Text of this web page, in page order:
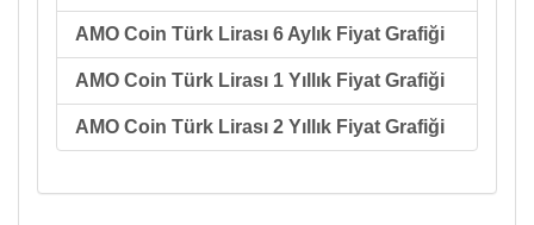
AMO Coin Türk Lirası 6 Aylık Fiyat Grafiği
AMO Coin Türk Lirası 1 Yıllık Fiyat Grafiği
AMO Coin Türk Lirası 2 Yıllık Fiyat Grafiği